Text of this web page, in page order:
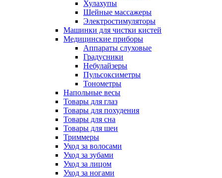
Хулахупы
Шейные массажеры
Электростимуляторы
Машинки для чистки кистей
Медицинские приборы
Аппараты слуховые
Градусники
Небулайзеры
Пульсоксиметры
Тонометры
Напольные весы
Товары для глаз
Товары для похудения
Товары для сна
Товары для шеи
Триммеры
Уход за волосами
Уход за зубами
Уход за лицом
Уход за ногами